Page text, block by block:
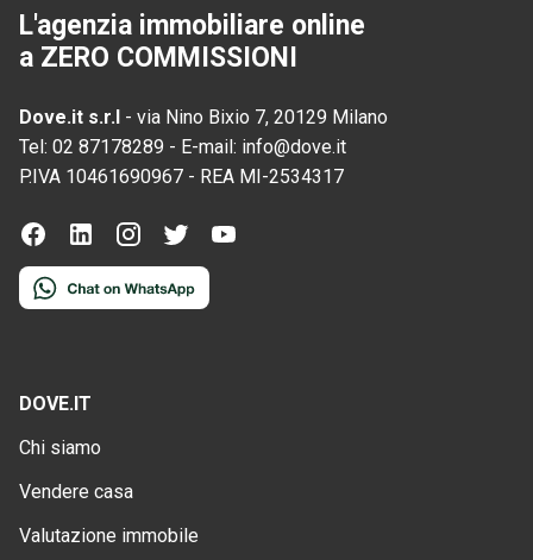
L'agenzia immobiliare online
a ZERO COMMISSIONI
Dove.it s.r.l - via Nino Bixio 7, 20129 Milano
Tel: 02 87178289 - E-mail: info@dove.it
P.IVA 10461690967 - REA MI-2534317
DOVE.IT
Chi siamo
Vendere casa
Valutazione immobile